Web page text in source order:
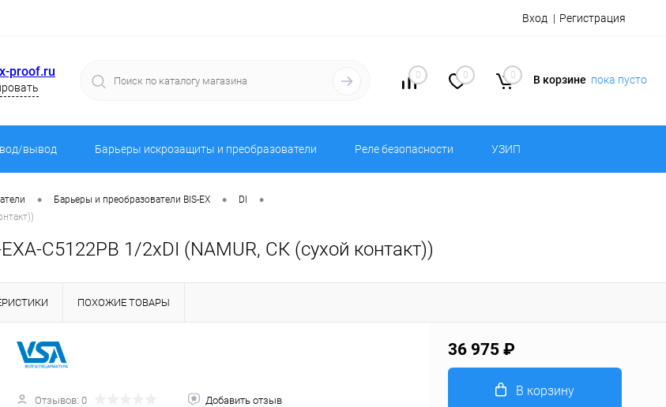
Вход Регистрация
proof.ru 0 0 0 В корзине пока пусто
вывод Барьеры искрозащиты и преобразователи Реле безопасности УЗИП
• Барьеры и преобразователи BIS-EX • DI •
C5122PB 1/2хDI (NAMUR, СК (сухой контакт))
ПОХОЖИЕ ТОВАРЫ
Отзывов: 0 Добавить отзыв
36 975 ₽
В корзину